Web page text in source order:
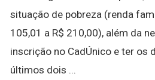
situação de pobreza (renda
105,01 a R$ 210,00), além da
inscrição no CadÚnico e ter os
últimos dois ...